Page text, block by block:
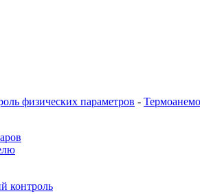
физических параметров -
контроль